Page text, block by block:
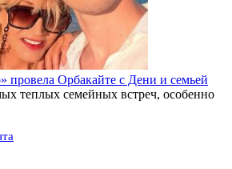
провела Орбакайте с Дени и семьей
теплых семейных встреч, особенно